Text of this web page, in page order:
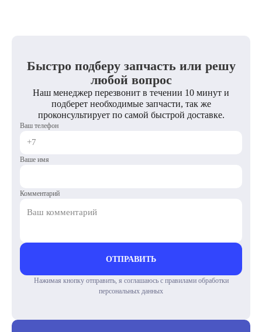
Быстро подберу запчасть или решу
любой вопрос
Наш менеджер перезвонит в течении 10 минут и
подберет необходимые запчасти, так же
проконсультирует по самой быстрой доставке.
Ваш телефон
Ваше имя
Комментарий
ОТПРАВИТЬ
Нажимая кнопку отправить, я соглашаюсь с правилами обработки
персональных данных